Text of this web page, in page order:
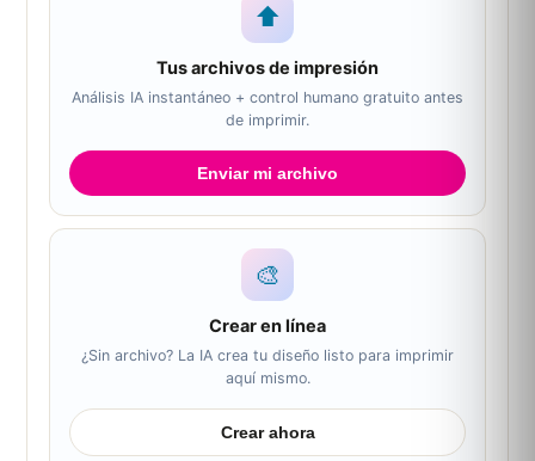
⬆
Tus archivos de impresión
Análisis IA instantáneo + control humano gratuito antes
de imprimir.
Enviar mi archivo
🎨
Crear en línea
¿Sin archivo? La IA crea tu diseño listo para imprimir
aquí mismo.
Crear ahora